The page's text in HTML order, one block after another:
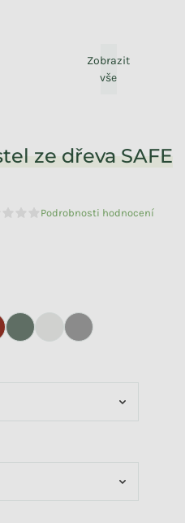
Zobrazit
vše
ze dřeva SAFE
Průměrné hodnocení produktu je
Podrobnosti hodnocení